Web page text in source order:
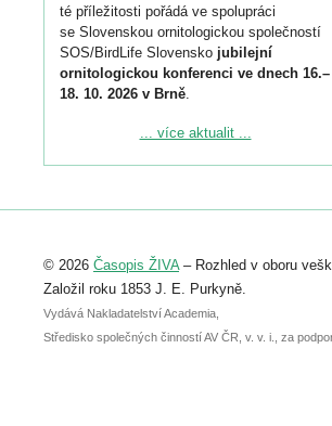
té příležitosti pořádá ve spolupráci
se Slovenskou ornitologickou společností
SOS/BirdLife Slovensko jubilejní
ornitologickou konferenci ve dnech 16.–
18. 10. 2026 v Brně.
Podrobnější informace ke konferenci
Registrovat se můžete do 6. září.
abstraktu přihlášené přednášky nebo
posteru je už 30. června.
... více aktualit ...
© 2026 Časopis ŽIVA– Rozhled v oboru
Založil roku 1853 J. E. Purkyně.
Vydává Nakladatelství Academia,
Středisko společných činností AV ČR, v. v. i., za